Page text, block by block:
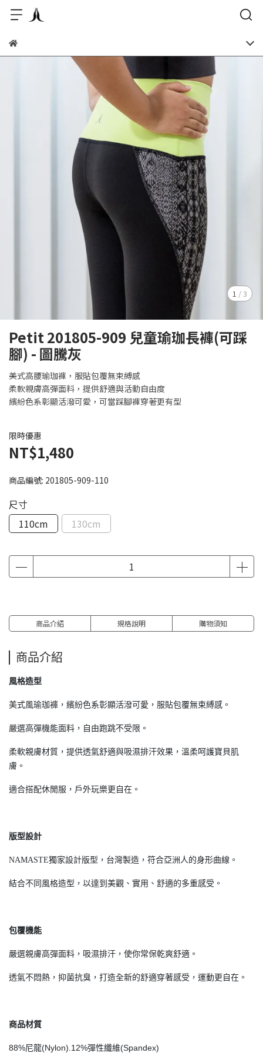
1 /3
Petit 201805-909 兒童瑜珈長褲(可踩
腳) - 圖騰灰
美式高腰瑜珈褲，服貼包覆無束縛感
柔軟親膚高彈面料，提供舒適與活動自由度
繽紛色系彰顯活潑可愛，可當踩腳褲穿著更有型
限時優惠
NT$1,480
商品編號: 201805-909-110
尺寸
110cm
130cm
商品介紹 規格說明 購物須知
商品介紹
風格造型
美式風瑜珈褲，繽紛色系彰顯活潑可愛，服貼包覆無束縛感。
嚴選高彈機能面料，自由跑跳不受限。
柔軟親膚材質，提供透氣舒適與吸濕排汗效果，溫柔呵護寶貝肌
膚。
適合搭配休閒服，戶外玩樂更自在。
版型設計
NAMASTE獨家設計版型，台灣製造，符合亞洲人的身形曲線。
結合不同風格造型，以達到美觀、實用、舒適的多重感受。
包覆機能
嚴選親膚高彈面料，吸濕排汗，使你常保乾爽舒適。
透氣不悶熱，抑菌抗臭，打造全新的舒適穿著感受，運動更自在。
商品材質
88%尼龍(Nylon).12%彈性纖維(Spandex)